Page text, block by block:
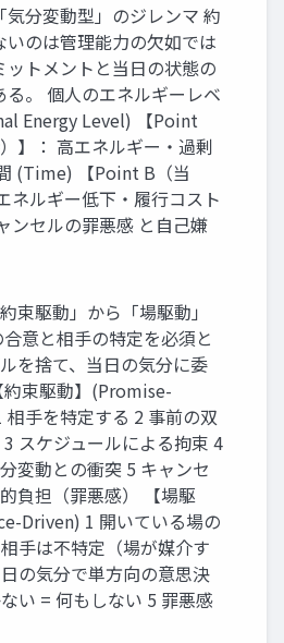
気分変動型」のジレンマ 約
いのは管理能力の欠如では
ットメントと当日の状態の
る。 個人のエネルギーレベ
Energy Level) 【Point
】： 高エネルギー・過剰
(Time) 【Point B（当
ネルギー低下・履行コスト
ンセルの罪悪感 と自己嫌
束駆動」から「場駆動」
意と相手の特定を必須と
を捨て、当日の気分に委
約束駆動】(Promise-
相手を特定する 2 事前の双
スケジュールによる拘束 4
変動との衝突 5 キャンセ
負担（罪悪感） 【場駆
Driven) 1 開いている場の
手は不特定（場が媒介す
の気分で単方向の意思決
い = 何もしない 5 罪悪感